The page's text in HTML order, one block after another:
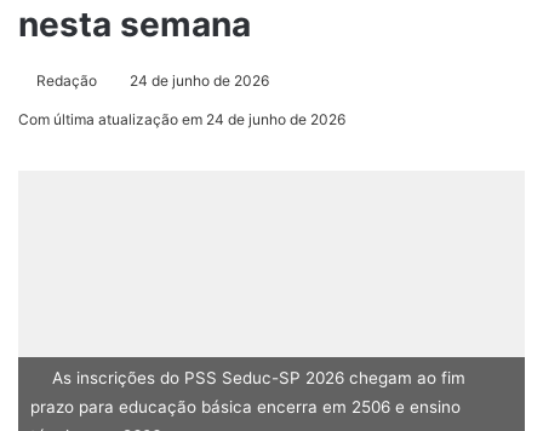
nesta semana
Redação 24 de junho de 2026
Com última atualização em 24 de junho de 2026
As inscrições do PSS Seduc-SP 2026 chegam ao fim
prazo para educação básica encerra em 2506 e ensino